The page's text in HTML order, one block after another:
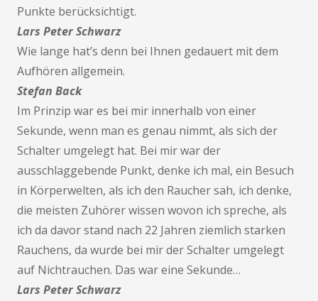
Punkte berücksichtigt.
Lars Peter Schwarz
Wie lange hat’s denn bei Ihnen gedauert mit dem
Aufhören allgemein.
Stefan Back
Im Prinzip war es bei mir innerhalb von einer
Sekunde, wenn man es genau nimmt, als sich der
Schalter umgelegt hat. Bei mir war der
ausschlaggebende Punkt, denke ich mal, ein Besuch
in Körperwelten, als ich den Raucher sah, ich denke,
die meisten Zuhörer wissen wovon ich spreche, als
ich da davor stand nach 22 Jahren ziemlich starken
Rauchens, da wurde bei mir der Schalter umgelegt
auf Nichtrauchen. Das war eine Sekunde…
Lars Peter Schwarz